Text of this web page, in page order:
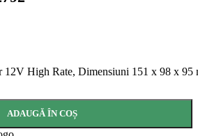
12V High Rate, Dimensiuni 151 x 98 x
ADAUGĂ ÎN COȘ